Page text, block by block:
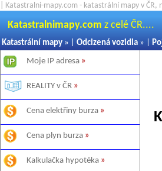
| Katastralni-mapy.com - katastrální mapy v
Katastralnimapy.com z celé ČR....
Katastrální mapy » | Odcizená vozidla » |
Moje IP adresa »
REALITY v ČR »
Cena elektřiny burza »
Cena plyn burza »
Kalkulačka hypotéka »